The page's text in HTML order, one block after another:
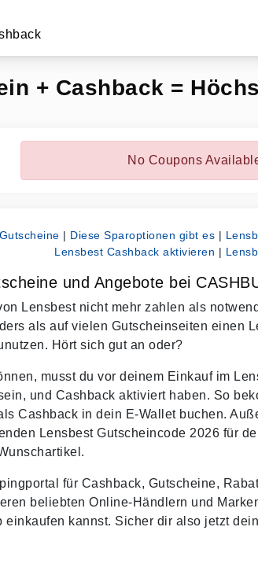
+ Cashback =
No Coupons
| Diese Sparoptionen gibt es |
Lensbest Cashback aktivieren |
und Angebote bei
Lensbest nicht mehr zahlen als
als auf vielen Gutscheinseiten einen
Hört sich gut an oder?
musst du vor deinem Einkauf im
und Cashback aktiviert haben. So
Cashback in dein E-Wallet buchen.
Lensbest Gutscheincode 2026 für
für Cashback, Gutscheine,
beliebten Online-Händlern und
kannst. Sicher dir also jetzt